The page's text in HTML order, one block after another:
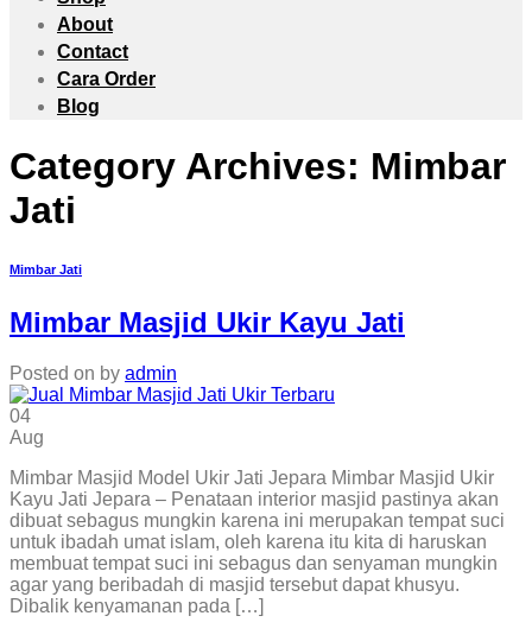
About
Contact
Cara Order
Blog
Category Archives: Mimbar
Jati
Mimbar Jati
Mimbar Masjid Ukir Kayu Jati
Posted on by admin
04
Aug
Mimbar Masjid Model Ukir Jati Jepara Mimbar Masjid Ukir
Kayu Jati Jepara – Penataan interior masjid pastinya akan
dibuat sebagus mungkin karena ini merupakan tempat suci
untuk ibadah umat islam, oleh karena itu kita di haruskan
membuat tempat suci ini sebagus dan senyaman mungkin
agar yang beribadah di masjid tersebut dapat khusyu.
Dibalik kenyamanan pada […]